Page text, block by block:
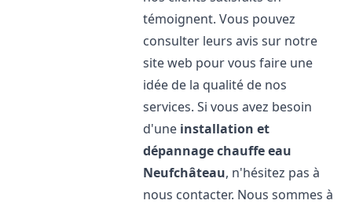
témoignent. Vous pouvez
consulter leurs avis sur notre
site web pour vous faire une
idée de la qualité de nos
services. Si vous avez besoin
d'une installation et
dépannage chauffe eau
Neufchâteau, n'hésitez pas à
nous contacter. Nous sommes à